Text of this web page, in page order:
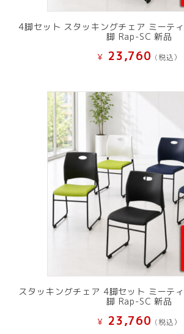
4脚セット スタッキングチェア ミーテ
脚 Rap-SC 新品
¥ 23,760 (税込）
スタッキングチェア 4脚セット ミーテ
脚 Rap-SC 新品
¥ 23,760 (税込）